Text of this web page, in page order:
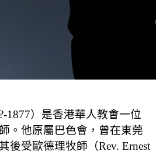
1877）是香港華人教會一位
。他原屬巴色會，曾在東莞
後受歐德理牧師（Rev. Ernest